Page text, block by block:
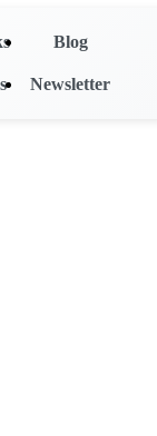
Blog
Newsletter